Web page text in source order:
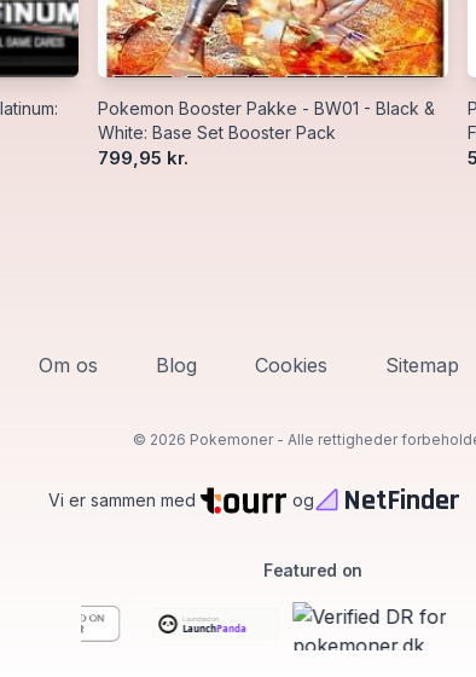
Pokemon Booster Pakke - BW01 - Black &
White: Base Set Booster Pack
799,95 kr.
Om os Blog Cookies Sitemap
© 2026 Pokemoner - Alle rettigheder
Vi er sammen med og NetFinder
Featured on